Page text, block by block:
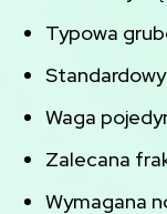
Typowa
Waga
Zalecana
Wymagana